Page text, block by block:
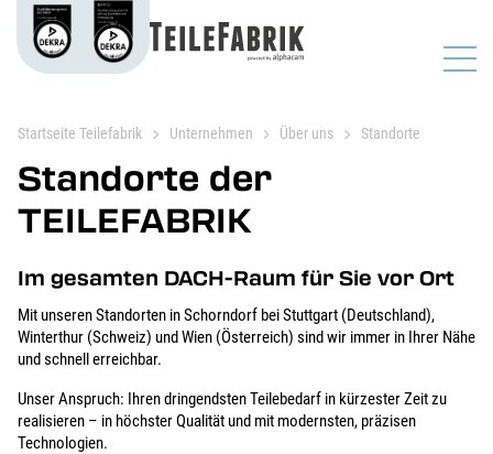
Startseite Teilefabrik Unternehmen Über uns Standorte
Standorte der
TEILEFABRIK
Im gesamten DACH-Raum für Sie vor Ort
Mit unseren Standorten in Schorndorf bei Stuttgart (Deutschland),
Winterthur (Schweiz) und Wien (Österreich) sind wir immer in Ihrer Nähe
und schnell erreichbar.
Unser Anspruch: Ihren dringendsten Teilebedarf in kürzester Zeit zu
realisieren – in höchster Qualität und mit modernsten, präzisen
Technologien.